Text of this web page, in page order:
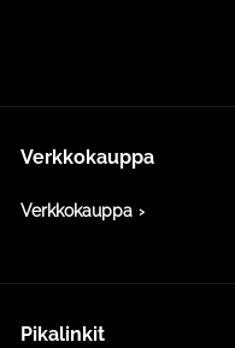
Verkkokauppa
Verkkokauppa
Pikalinkit